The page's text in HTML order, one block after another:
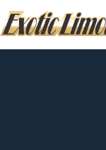
to
content